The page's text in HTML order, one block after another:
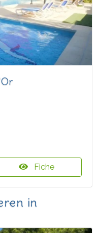
Fiche
in